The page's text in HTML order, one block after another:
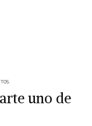
uno de